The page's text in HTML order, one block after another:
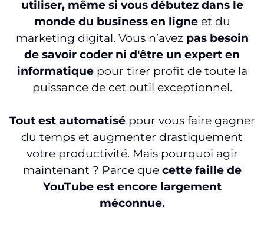
utiliser, même si vous débutez dans le
monde du business en ligne et du
marketing digital. Vous n’avez pas besoin
de savoir coder ni d'être un expert en
informatiquepour tirer profit de toute la
puissance de cet outil exceptionnel.
Tout est automatisépour vous faire gagner
du temps et augmenter drastiquement
votre productivité. Mais pourquoi agir
maintenant ? Parce que cette faille de
YouTube est encore largement
méconnue.